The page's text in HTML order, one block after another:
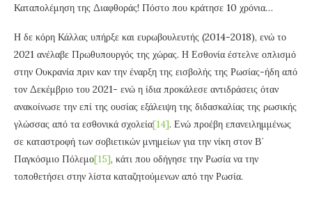
Καταπολέμηση της Διαφθοράς! Πόστο που κράτησε 10 χρόνια…
Η δε κόρη Κάλλας υπήρξε και ευρωβουλευτής (2014-2018), ενώ το
2021 ανέλαβε Πρωθυπουργός της χώρας. Η Εσθονία έστελνε οπλισμό
στην Ουκρανία πριν καν την έναρξη της εισβολής της Ρωσίας-ήδη από
τον Δεκέμβριο του 2021- ενώ η ίδια προκάλεσε αντιδράσεις όταν
ανακοίνωσε την επί της ουσίας εξάλειψη της διδασκαλίας της ρωσικής
γλώσσας από τα εσθονικά σχολεία[14]. Ενώ προέβη επανειλημμένως
σε καταστροφή των σοβιετικών μνημείων για την νίκη στον Β΄
Παγκόσμιο Πόλεμο[15], κάτι που οδήγησε την Ρωσία να την
τοποθετήσει στην λίστα καταζητούμενων από την Ρωσία.